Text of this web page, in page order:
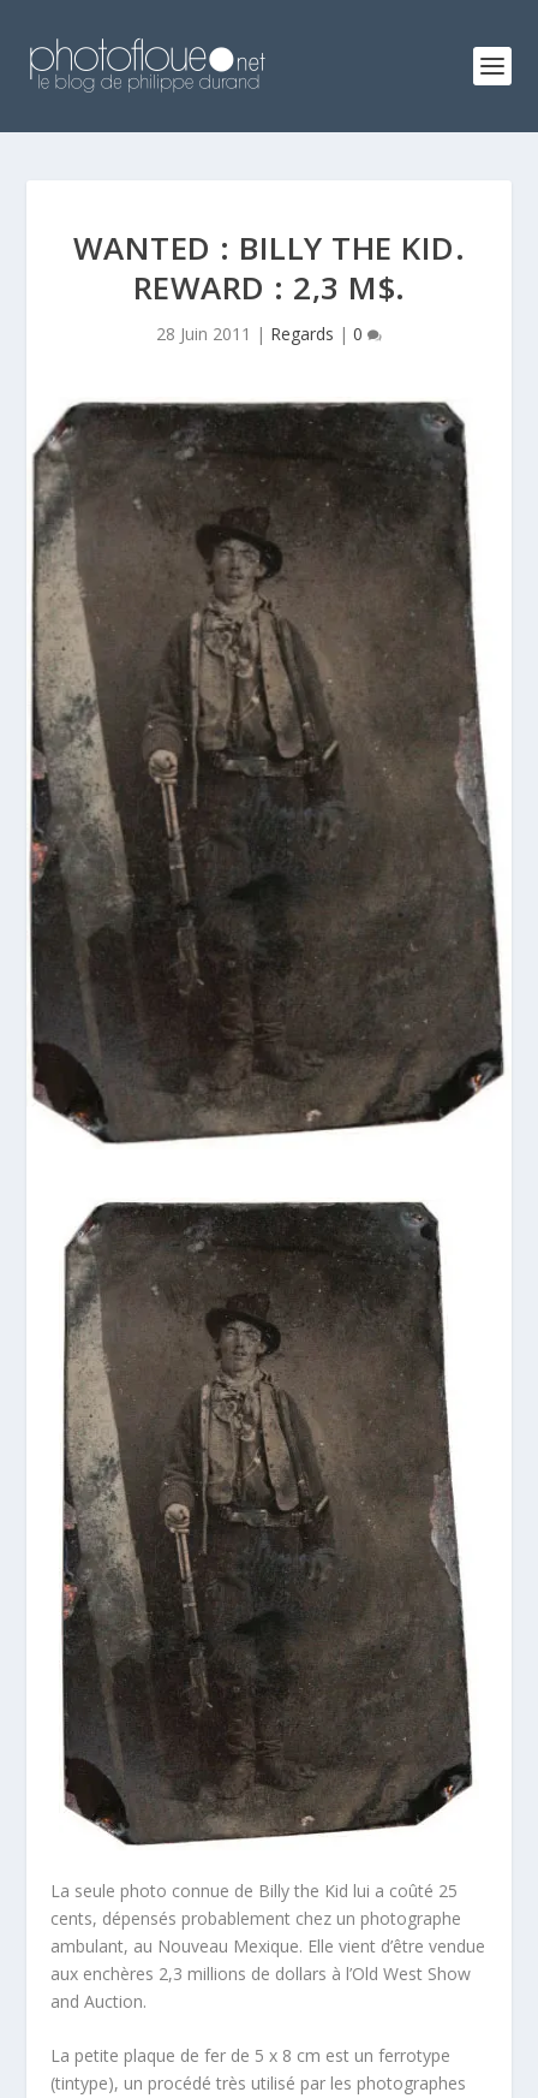
WANTED : BILLY THE KID.
REWARD : 2,3 M$.
28 Juin 2011 | Regards | 0
La seule photo connue de Billy the Kid lui a coûté 25
cents, dépensés probablement chez un photographe
ambulant, au Nouveau Mexique. Elle vient d’être vendue
aux enchères 2,3 millions de dollars à l’Old West Show
and Auction.
La petite plaque de fer de 5 x 8 cm est un ferrotype
(tintype), un procédé très utilisé par les photographes